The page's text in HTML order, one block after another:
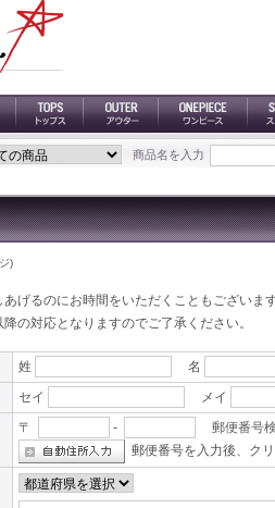
商品名を入力
)
げるのにお時間をいただくこともございま
の対応となりますのでご了承ください。
姓 名
セイ メイ
〒 -
郵便番号
郵便番号を入力後、ク